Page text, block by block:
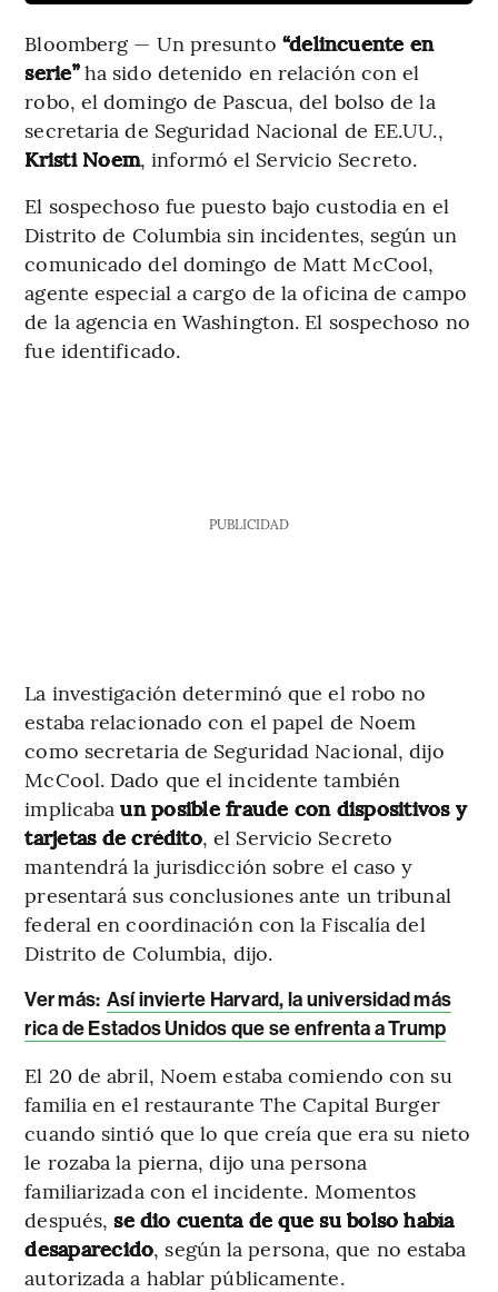
Bloomberg — Un presunto “delincuente en
serie”ha sido detenido en relación con el
robo, el domingo de Pascua, del bolso de la
secretaria de Seguridad Nacional de EE.UU.,
Kristi Noem, informó el Servicio Secreto.
El sospechoso fue puesto bajo custodia en el
Distrito de Columbia sin incidentes, según un
comunicado del domingo de Matt McCool,
agente especial a cargo de la oficina de campo
de la agencia en Washington. El sospechoso no
fue identificado.
PUBLICIDAD
La investigación determinó que el robo no
estaba relacionado con el papel de Noem
como secretaria de Seguridad Nacional, dijo
McCool. Dado que el incidente también
implicabaun posible fraude con dispositivos y
tarjetas de crédito, el Servicio Secreto
mantendrá la jurisdicción sobre el caso y
presentará sus conclusiones ante un tribunal
federal en coordinación con la Fiscalía del
Distrito de Columbia, dijo.
Ver más: Así invierte Harvard, la universidad más
rica de Estados Unidos que se enfrenta a Trump
El 20 de abril, Noem estaba comiendo con su
familia en el restaurante The Capital Burger
cuando sintió que lo que creía que era su nieto
le rozaba la pierna, dijo una persona
familiarizada con el incidente. Momentos
después,se dio cuenta de que su bolso había
desaparecido, según la persona, que no estaba
autorizada a hablar públicamente.